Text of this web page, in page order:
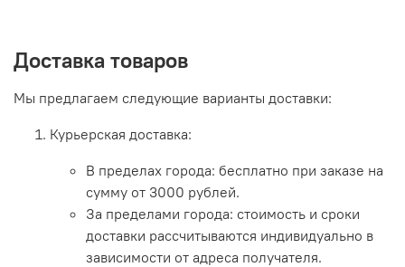
Доставка товаров
Мы предлагаем следующие варианты доставки:
Курьерская доставка:
В пределах города: бесплатно при заказе на
сумму от 3000 рублей.
За пределами города: стоимость и сроки
доставки рассчитываются индивидуально в
зависимости от адреса получателя.